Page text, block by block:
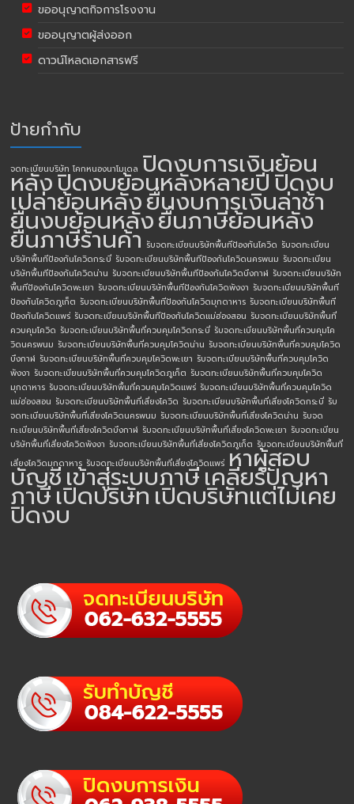
ขออนุญาตกิจการโรงงาน
ขออนุญาตผู้ส่งออก
ดาวน์โหลดเอกสารฟรี
ป้ายกำกับ
จดทะเบียนบริษัท โคกหนองนาโมเดล ปิดงบการเงินย้อน
หลังปิดงบย้อนหลังหลายปีปิดงบ
เปล่าย้อนหลังยื่นงบการเงินล่าช้า
ยื่นงบย้อนหลังยื่นภาษีย้อนหลัง
ยื่นภาษีร้านค้า รับจดทะเบียนบริษัทพื้นทีป้องกันโควิด รับจดทะเบียน
บริษัทพื้นทีป้องกันโควิดกระบี่ รับจดทะเบียนบริษัทพื้นทีป้องกันโควิดนครพนม รับจดทะเบียน
บริษัทพื้นทีป้องกันโควิดน่าน รับจดทะเบียนบริษัทพื้นทีป้องกันโควิดบึงกาฬ รับจดทะเบียนบริษัท
พื้นทีป้องกันโควิดพะเยา รับจดทะเบียนบริษัทพื้นทีป้องกันโควิดพังงา รับจดทะเบียนบริษัทพื้นที
ป้องกันโควิดภูเก็ต รับจดทะเบียนบริษัทพื้นทีป้องกันโควิดมุกดาหาร รับจดทะเบียนบริษัทพื้นที
ป้องกันโควิดแพร่ รับจดทะเบียนบริษัทพื้นทีป้องกันโควิดแม่ฮ่องสอน รับจดทะเบียนบริษัทพื้นที่
ควบคุมโควิด รับจดทะเบียนบริษัทพื้นที่ควบคุมโควิดกระบี่ รับจดทะเบียนบริษัทพื้นที่ควบคุมโค
วิดนครพนม รับจดทะเบียนบริษัทพื้นที่ควบคุมโควิดน่าน รับจดทะเบียนบริษัทพื้นที่ควบคุมโควิด
บึงกาฬ รับจดทะเบียนบริษัทพื้นที่ควบคุมโควิดพะเยา รับจดทะเบียนบริษัทพื้นที่ควบคุมโควิด
พังงา รับจดทะเบียนบริษัทพื้นที่ควบคุมโควิดภูเก็ต รับจดทะเบียนบริษัทพื้นที่ควบคุมโควิด
มุกดาหาร รับจดทะเบียนบริษัทพื้นที่ควบคุมโควิดแพร่ รับจดทะเบียนบริษัทพื้นที่ควบคุมโควิด
แม่ฮ่องสอน รับจดทะเบียนบริษัทพื้นที่เสี่ยงโควิด รับจดทะเบียนบริษัทพื้นที่เสี่ยงโควิดกระบี่ รับ
จดทะเบียนบริษัทพื้นที่เสี่ยงโควิดนครพนม รับจดทะเบียนบริษัทพื้นที่เสี่ยงโควิดน่าน รับจด
ทะเบียนบริษัทพื้นที่เสี่ยงโควิดบึงกาฬ รับจดทะเบียนบริษัทพื้นที่เสี่ยงโควิดพะเยา รับจดทะเบียน
บริษัทพื้นที่เสี่ยงโควิดพังงา รับจดทะเบียนบริษัทพื้นที่เสี่ยงโควิดภูเก็ต รับจดทะเบียนบริษัทพื้นที่
เสี่ยงโควิดมุกดาหาร รับจดทะเบียนบริษัทพื้นที่เสี่ยงโควิดแพร่ หาผู้สอบ
บัญชีเข้าสู่ระบบภาษีเคลียร์ปัญหา
ภาษีเปิดบริษัทเปิดบริษัทแต่ไม่เคย
ปิดงบ